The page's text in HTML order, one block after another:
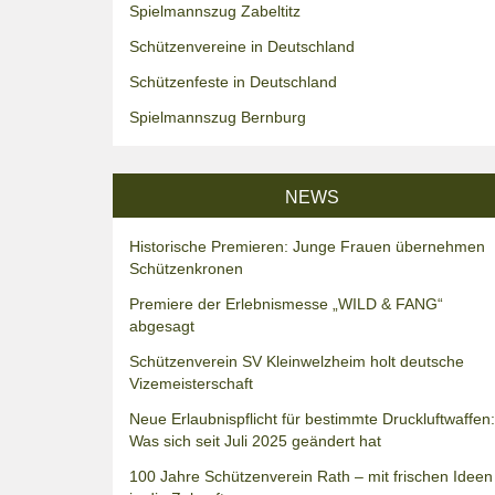
Spielmannszug Zabeltitz
Schützenvereine in Deutschland
Schützenfeste in Deutschland
Spielmannszug Bernburg
NEWS
Historische Premieren: Junge Frauen übernehmen
Schützenkronen
Premiere der Erlebnismesse „WILD & FANG“
abgesagt
Schützenverein SV Kleinwelzheim holt deutsche
Vizemeisterschaft
Neue Erlaubnispflicht für bestimmte Druckluftwaffen:
Was sich seit Juli 2025 geändert hat
100 Jahre Schützenverein Rath – mit frischen Ideen